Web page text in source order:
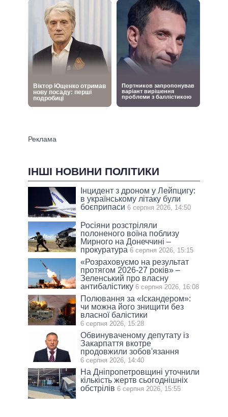
ІНШІ НОВИНИ ПОЛІТИКИ
Інцидент з дроном у Лейпцигу:
в українському літаку були
боєприпаси 6 серпня 2026, 14:50
Росіяни розстріляли
полоненого воїна поблизу
Мирного на Донеччині –
прокуратура 6 серпня 2026, 15:15
«Розраховуємо на результат
протягом 2026-27 років» –
Зеленський про власну
антибалістику 6 серпня 2026, 16:08
Полювання за «Іскандером»:
чи можна його знищити без
власної балістики
6 серпня 2026, 15:28
Обвинуваченому депутату із
Закарпаття вкотре
продовжили зобов'язання
6 серпня 2026, 14:40
На Дніпропетровщині уточнили
кількість жертв сьогоднішніх
обстрілів 6 серпня 2026, 15:55